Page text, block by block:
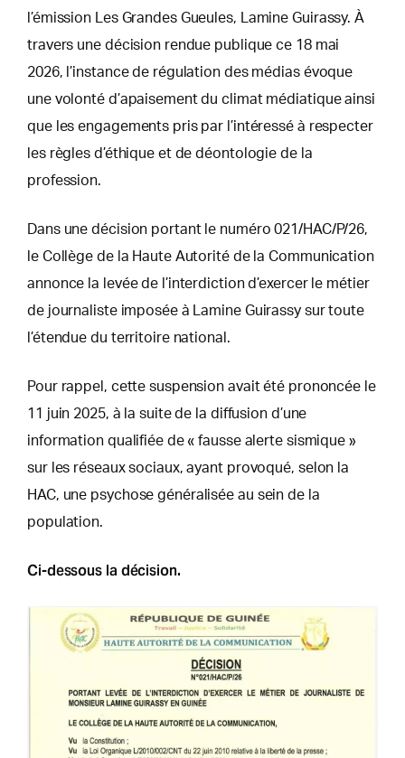
l’émission Les Grandes Gueules, Lamine Guirassy. À
travers une décision rendue publique ce 18 mai
2026, l’instance de régulation des médias évoque
une volonté d’apaisement du climat médiatique ainsi
que les engagements pris par l’intéressé à respecter
les règles d’éthique et de déontologie de la
profession.
Dans une décision portant le numéro 021/HAC/P/26,
le Collège de la Haute Autorité de la Communication
annonce la levée de l’interdiction d’exercer le métier
de journaliste imposée à Lamine Guirassy sur toute
l’étendue du territoire national.
Pour rappel, cette suspension avait été prononcée le
11 juin 2025, à la suite de la diffusion d’une
information qualifiée de « fausse alerte sismique »
sur les réseaux sociaux, ayant provoqué, selon la
HAC, une psychose généralisée au sein de la
population.
Ci-dessous la décision.